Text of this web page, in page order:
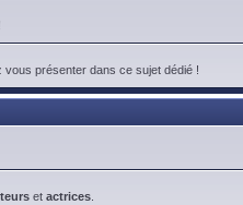
vous présenter dans ce sujet dédié !
et actrices